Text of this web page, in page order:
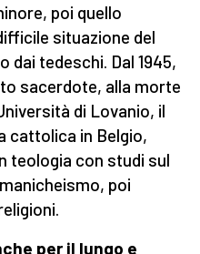
poi quello
situazione del
dai tedeschi. Dal 1945,
sacerdote, alla morte
di Lovanio, il
cattolica in Belgio,
teologia con studi sul
poi
per il lungo e